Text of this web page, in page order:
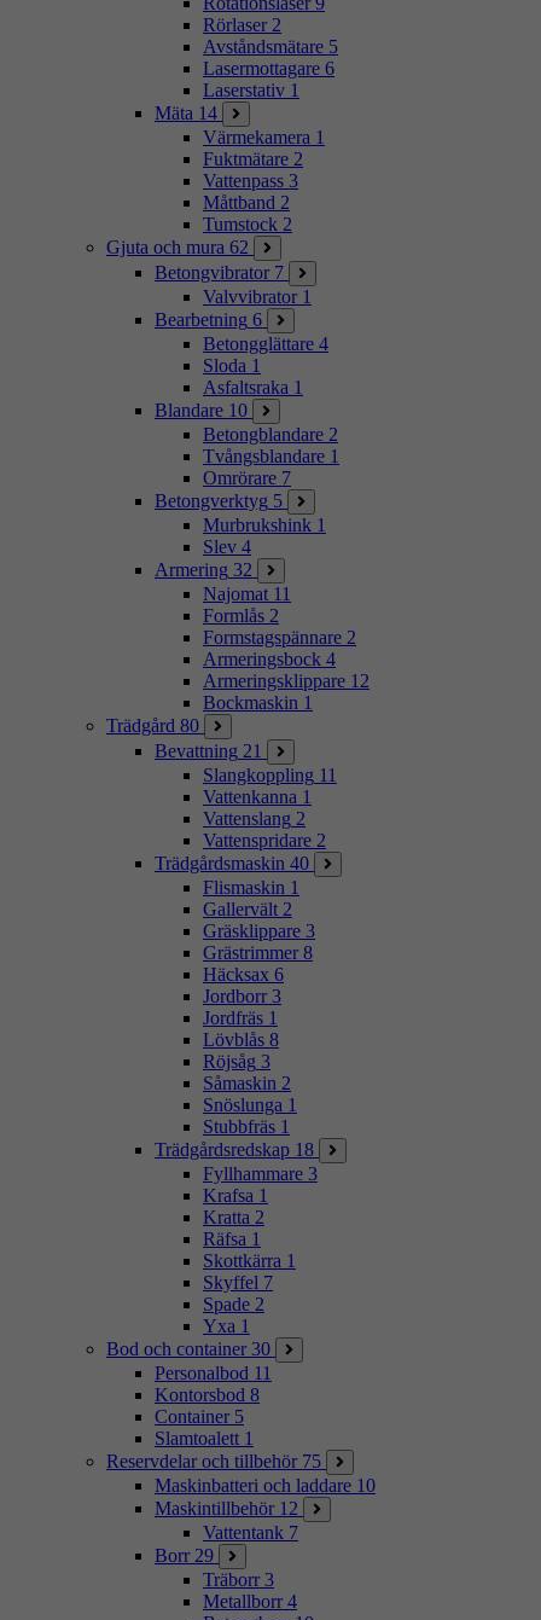
Rörlaser 2
Avståndsmätare 5
Lasermottagare 6
Laserstativ 1
Mäta 14
Värmekamera 1
Fuktmätare 2
Vattenpass 3
Måttband 2
Tumstock 2
Gjuta och mura 62
Betongvibrator 7
Valvvibrator 1
Bearbetning 6
Betongglättare 4
Sloda 1
Asfaltsraka 1
Blandare 10
Betongblandare 2
Tvångsblandare 1
Omrörare 7
Betongverktyg 5
Murbrukshink 1
Slev 4
Armering 32
Najomat 11
Formlås 2
Formstagspännare 2
Armeringsbock 4
Armeringsklippare 12
Bockmaskin 1
Trädgård 80
Bevattning 21
Slangkoppling 11
Vattenkanna 1
Vattenslang 2
Vattenspridare 2
Trädgårdsmaskin 40
Flismaskin 1
Gallervält 2
Gräsklippare 3
Grästrimmer 8
Häcksax 6
Jordborr 3
Jordfräs 1
Lövblås 8
Röjsåg 3
Såmaskin 2
Snöslunga 1
Stubbfräs 1
Trädgårdsredskap 18
Fyllhammare 3
Krafsa 1
Kratta 2
Räfsa 1
Skottkärra 1
Skyffel 7
Spade 2
Yxa 1
Bod och container 30
Personalbod 11
Kontorsbod 8
Container 5
Slamtoalett 1
Reservdelar och tillbehör 75
Maskinbatteri och laddare 10
Maskintillbehör 12
Vattentank 7
Borr 29
Träborr 3
Metallborr 4